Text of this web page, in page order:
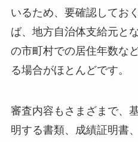
いるため、要確認してお
ば、地方自治体支給元と
の市町村での居住年数な
る場合がほとんどです。
審査内容もさまざまで、
明する書類、成績証明書